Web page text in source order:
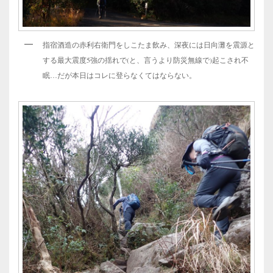
指宿酒造の赤利右衛門をしこたま飲み、深夜には日向灘を震源と
する最大震度5強の揺れで(と、言うより防災無線で)起こされ不
眠…だが本日はコレに登らなくてはならない。